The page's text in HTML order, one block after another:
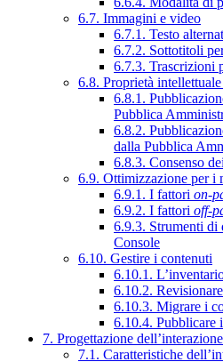
6.7. Immagini e video
6.7.1. Testo
6.7.2. Sottotitoli
6.7.3. Trascrizioni
6.8. Proprietà
6.8.1.
Pubblica
6.8.2.
dalla Pubblica
6.8.3. Consenso
6.9. Ottimizzazione per i
6.9.1. I fattori on-
6.9.2. I fattori off-
6.9.3. Strumenti di
Console
6.10. Gestire i contenuti
6.10.1.
6.10.2.
6.10.3. Migrare i
6.10.4. Pubblicare
7. Progettazione dell’interazione
7.1. Caratteristiche